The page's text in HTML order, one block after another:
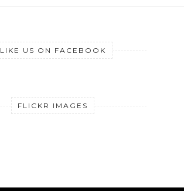
LIKE US ON FACEBOOK
FLICKR IMAGES